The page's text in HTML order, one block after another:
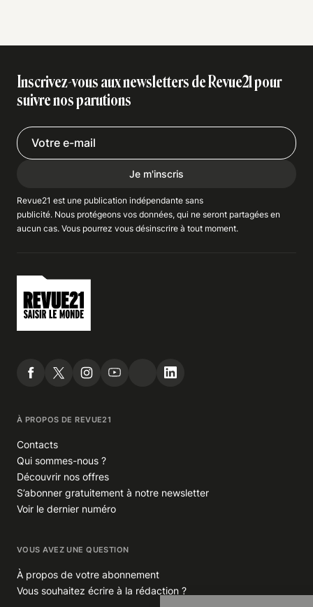
Inscrivez-vous aux newsletters de Revue21 pour
suivre nos parutions
Je m'inscris
Revue21 est une publication indépendante sans
publicité. Nous protégeons vos données, qui ne seront partagées en
aucun cas. Vous pourrez vous désinscrire à tout moment.
À PROPOS DE REVUE21
Contacts
Qui sommes-nous ?
Découvrir nos offres
S’abonner gratuitement à notre newsletter
Voir le dernier numéro
VOUS AVEZ UNE QUESTION
À propos de votre abonnement
Vous souhaitez écrire à la rédaction ?